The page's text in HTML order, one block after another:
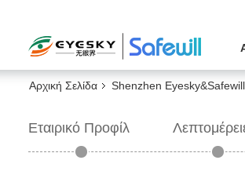
Αρχική Σελίδα Shenzhen
Εταιρικό Προφίλ